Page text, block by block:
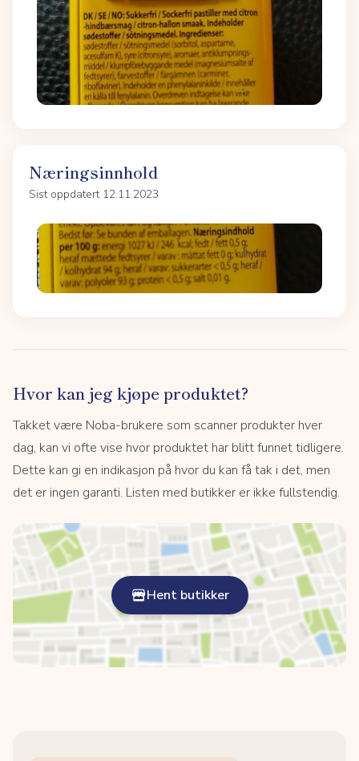
Næringsinnhold
Sist oppdatert 12.11.2023
Hvor kan jeg kjøpe produktet?
Takket være Noba-brukere som scanner produkter hver
dag, kan vi ofte vise hvor produktet har blitt funnet tidligere.
Dette kan gi en indikasjon på hvor du kan få tak i det, men
det er ingen garanti. Listen med butikker er ikke fullstendig.
Hent butikker